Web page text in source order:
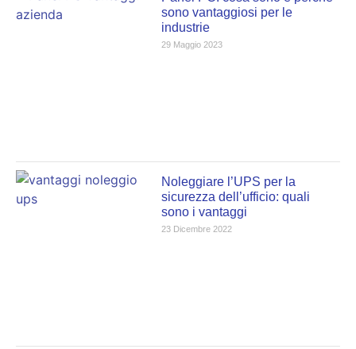
sono vantaggiosi per le
industrie
29 Maggio 2023
Noleggiare l’UPS per la
sicurezza dell’ufficio: quali
sono i vantaggi
23 Dicembre 2022